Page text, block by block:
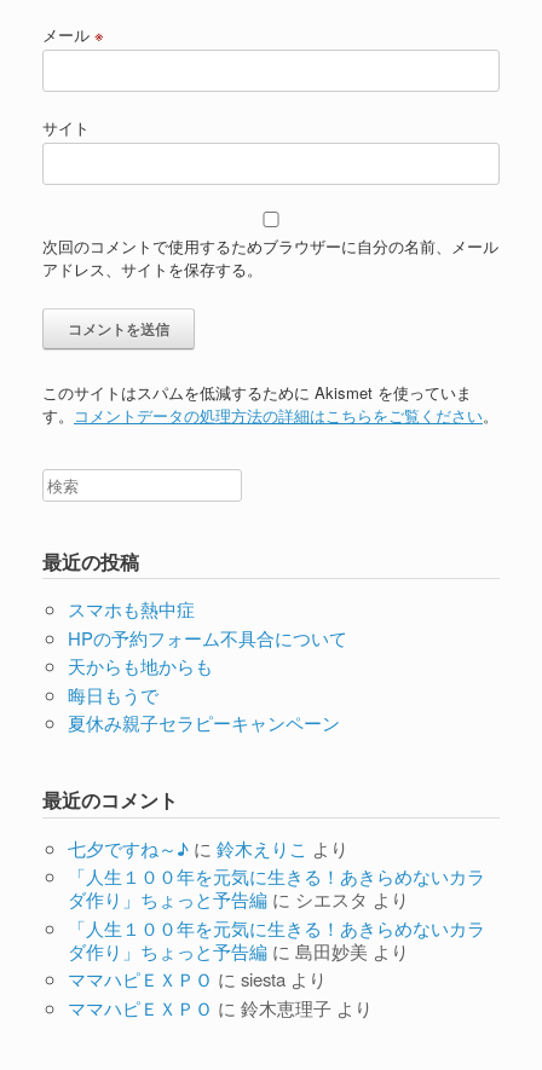
メール ※
サイト
次回のコメントで使用するためブラウザーに自分の名前、メール
アドレス、サイトを保存する。
このサイトはスパムを低減するために Akismet を使っていま
す。 コメントデータの処理方法の詳細はこちらをご覧ください。
最近の投稿
スマホも熱中症
HPの予約フォーム不具合について
天からも地からも
晦日もうで
夏休み親子セラピーキャンペーン
最近のコメント
七夕ですね～♪に 鈴木えりこ より
「人生１００年を元気に生きる！あきらめないカラ
ダ作り」ちょっと予告編に シエスタ より
「人生１００年を元気に生きる！あきらめないカラ
ダ作り」ちょっと予告編に 島田妙美 より
ママハピＥＸＰＯ に siestaより
ママハピＥＸＰＯ に 鈴木恵理子より